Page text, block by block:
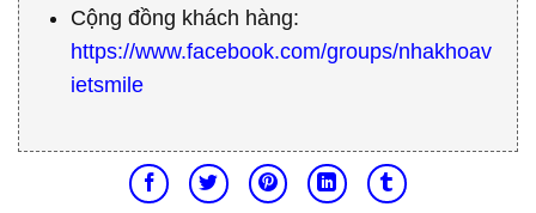
Cộng đồng khách hàng:
https://www.facebook.com/groups/nhakhoav
ietsmile